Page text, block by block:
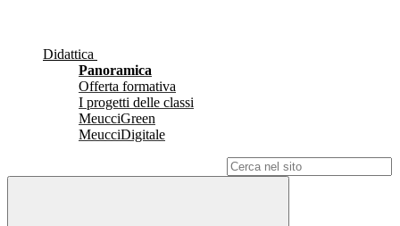
Didattica
Panoramica
Offerta formativa
I progetti delle classi
MeucciGreen
MeucciDigitale